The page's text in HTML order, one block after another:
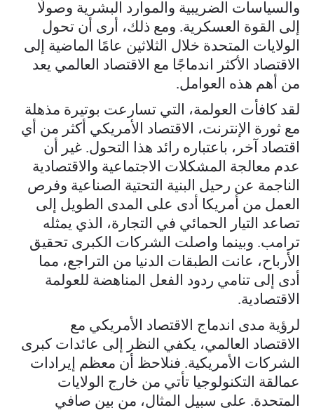
والسياسات الضريبية والموارد البشرية وصولًا
إلى القوة العسكرية. ومع ذلك، أرى أن تحول
الولايات المتحدة خلال الثلاثين عامًا الماضية إلى
الاقتصاد الأكثر اندماجًا مع الاقتصاد العالمي يعد
من أهم هذه العوامل.
لقد كافأت العولمة، التي تسارعت بوتيرة مذهلة
مع ثورة الإنترنت، الاقتصاد الأمريكي أكثر من أي
اقتصاد آخر، باعتباره رائد هذا التحول. غير أن
عدم معالجة المشكلات الاجتماعية والاقتصادية
الناجمة عن رحيل البنية التحتية الصناعية وفرص
العمل من أمريكا أدى على المدى الطويل إلى
تصاعد التيار الحمائي في التجارة، الذي يمثله
ترامب. وبينما واصلت الشركات الكبرى تحقيق
الأرباح، عانت الطبقات الدنيا من التراجع، مما
أدى إلى تنامي ردود الفعل المناهضة للعولمة
الاقتصادية.
لرؤية مدى اندماج الاقتصاد الأمريكي مع
الاقتصاد العالمي، يكفي النظر إلى عائدات كبرى
الشركات الأمريكية. فنلاحظ أن معظم إيرادات
عمالقة التكنولوجيا تأتي من خارج الولايات
المتحدة. على سبيل المثال، من بين صافي